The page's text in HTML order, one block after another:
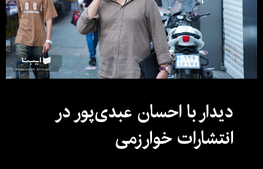
دیدار با احسان عبدی‌پور در
انتشارات خوارزمی